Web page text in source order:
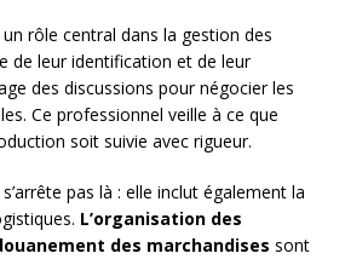
rôle central dans la gestion des
de leur identification et de leur
des discussions pour négocier les
Ce professionnel veille à ce que
soit suivie avec rigueur.
pas là : elle inclut également la
L’organisation des
des marchandises sont